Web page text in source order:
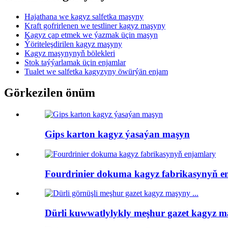
Hajathana we kagyz salfetka maşyny
Kraft gofrirlenen we testliner kagyz maşyny
Kagyz çap etmek we ýazmak üçin maşyn
Ýöriteleşdirilen kagyz maşyny
Kagyz maşynynyň bölekleri
Stok taýýarlamak üçin enjamlar
Tualet we salfetka kagyzyny öwürýän enjam
Görkezilen önüm
Gips karton kagyz ýasaýan maşyn
Fourdrinier dokuma kagyz fabrikasynyň
Dürli kuwwatlylykly meşhur gazet kagyz